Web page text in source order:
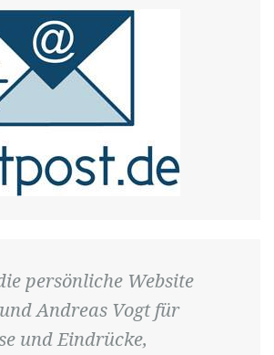
persönliche Website
Andreas Vogt für
und Eindrücke,